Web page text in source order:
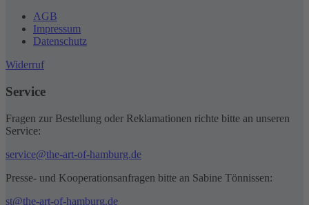
AGB
Impressum
Datenschutz
Widerruf
Service
Fragen zur Bestellung oder Reklamationen richte bitte an unseren
Service:
service@the-art-of-hamburg.de
Presse- und Kooperationsanfragen bitte an Sabine Tönnissen:
st@the-art-of-hamburg.de